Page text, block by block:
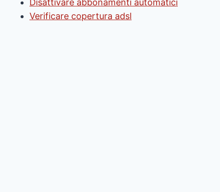
Verificare copertura adsl